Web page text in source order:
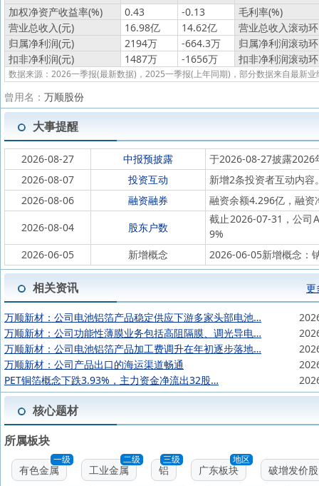
加权净资产收益率(%)
0.43 -0.13
毛利率(%)
营业总收入(元)
16.98亿 14.62亿
营业总收入滚动
归属净利润(元)
2194万 -664.3万
归属净利润滚动
扣非净利润(元)
1487万 -1656万 扣非净利润滚动
数据来源：2026一季报(最新数据)，2025一季报(上年同期)，部分数据来自最新业
曾用名： 万顺股份
大事提醒
2026-08-27 中报预披露
于2026-08-27披露2026
2026-08-07
投资互动
新增2条投资者互动内容
2026-08-06
融资融券
融资余额4.296亿，融资
2026-08-04
股东户数
截止2026-07-31，公司
9%
2026-06-05
新增概念 2026-06-05新增概念：
相关资讯 更
万顺新材：公司电池铝箔产品稳定供应下游多家头部电池…
万顺新材：公司功能性薄膜业务包括高阻隔膜、调光导电…
万顺新材：公司电池铝箔产品加工费调升在年初逐步落地…
万顺新材：公司产品出口的海运渠道畅通
PET铜箔概念下跌3.93%，主力资金净流出32股…
核心题材
所属板块
一级
有色金属
二级
工业金属
三级
铝
地区
广东板块 破增发价股